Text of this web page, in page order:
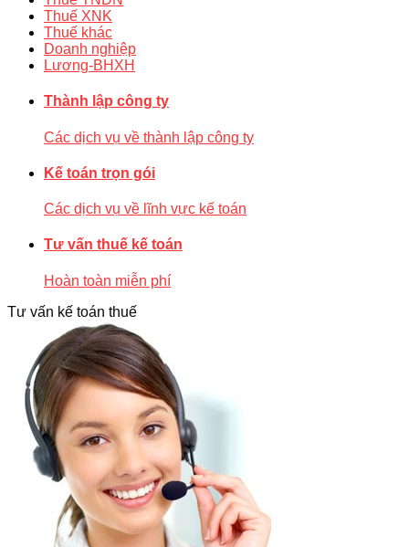
Thuế XNK
Thuế khác
Doanh nghiệp
Lương-BHXH
Thành lập công ty
Các dịch vụ về thành lập công ty
Kế toán trọn gói
Các dịch vụ về lĩnh vực kế toán
Tư vấn thuế kế toán
Hoàn toàn miễn phí
Tư vấn kế toán thuế